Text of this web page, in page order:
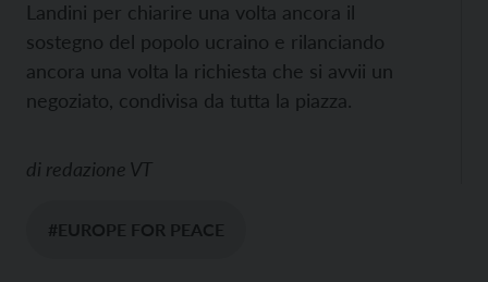
Landini per chiarire una volta ancora il
sostegno del popolo ucraino e rilanciando
ancora una volta la richiesta che si avvii un
negoziato, condivisa da tutta la piazza.
di redazione VT
#EUROPE FOR PEACE